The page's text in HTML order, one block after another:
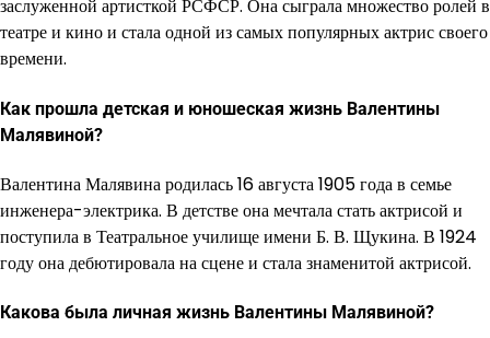
заслуженной артисткой РСФСР. Она сыграла множество ролей в
театре и кино и стала одной из самых популярных актрис своего
времени.
Как прошла детская и юношеская жизнь Валентины
Малявиной?
Валентина Малявина родилась 16 августа 1905 года в семье
инженера-электрика. В детстве она мечтала стать актрисой и
поступила в Театральное училище имени Б. В. Щукина. В 1924
году она дебютировала на сцене и стала знаменитой актрисой.
Какова была личная жизнь Валентины Малявиной?